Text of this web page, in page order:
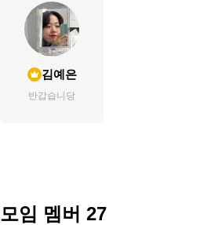
김예은
반갑습니당
모임 멤버 27